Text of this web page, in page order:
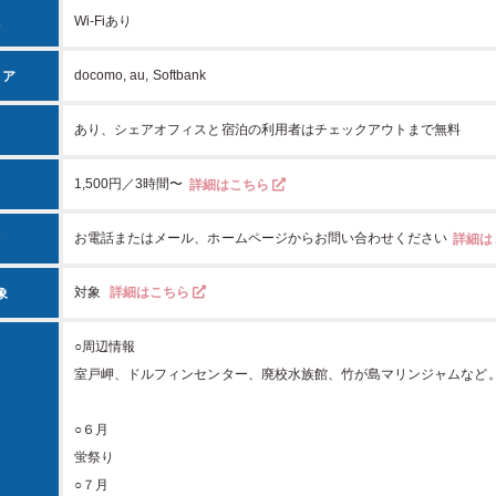
Wi-Fiあり
docomo, au, Softbank
あり、シェアオフィスと宿泊の利用者はチェックアウトまで無料
1,500円／3時間〜 詳細はこちら
お電話またはメール、ホームページからお問い合わせください 詳細は
対象 詳細はこちら
○周辺情報
室戸岬、ドルフィンセンター、廃校水族館、竹が島マリンジャムなど。
○６月
蛍祭り
○７月